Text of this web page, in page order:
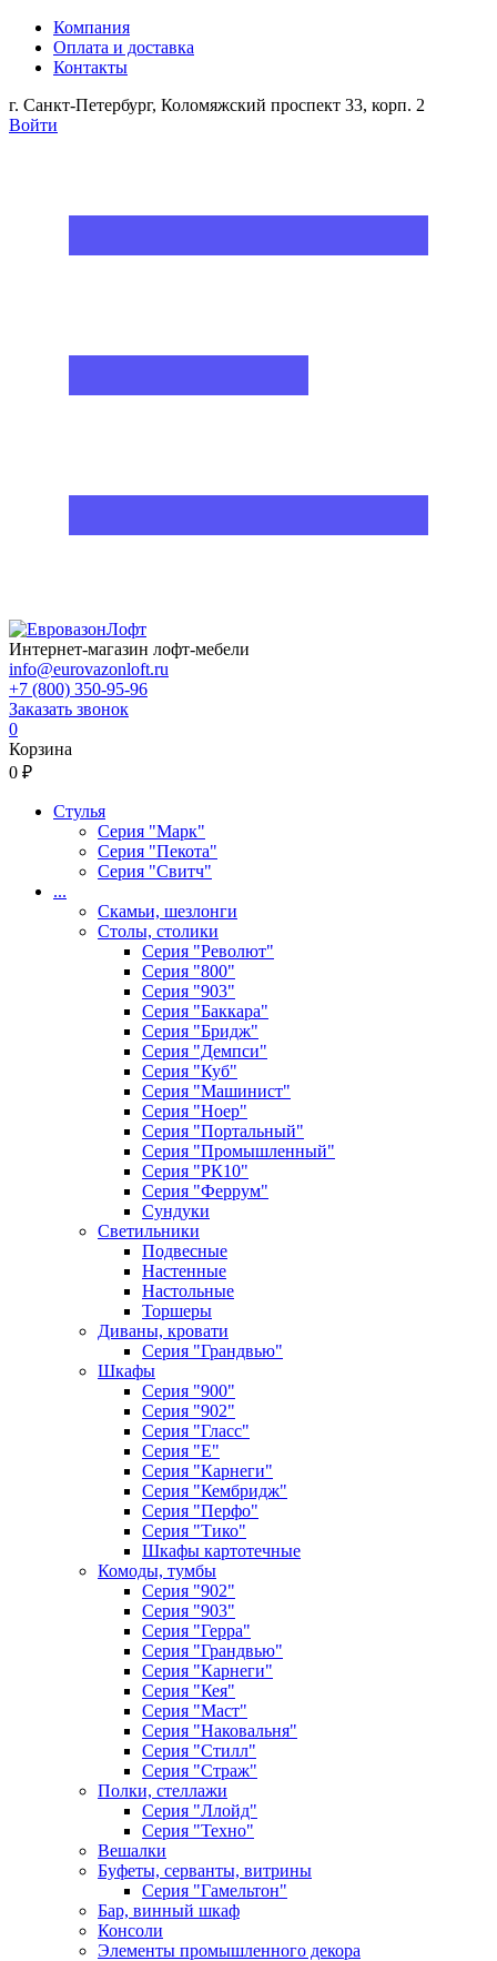
Компания
Оплата и доставка
Контакты
г. Санкт-Петербург, Коломяжский проспект 33, корп. 2
Войти
Интернет-магазин лофт-мебели
info@eurovazonloft.ru
+7 (800) 350-95-96
Заказать звонок
0
Корзина
0 ₽
Стулья
Серия "Марк"
Серия "Пекота"
Серия "Свитч"
...
Скамьи, шезлонги
Столы, столики
Серия "Револют"
Серия "800"
Серия "903"
Серия "Баккара"
Серия "Бридж"
Серия "Демпси"
Серия "Куб"
Серия "Машинист"
Серия "Ноер"
Серия "Портальный"
Серия "Промышленный"
Серия "РК10"
Серия "Феррум"
Сундуки
Светильники
Подвесные
Настенные
Настольные
Торшеры
Диваны, кровати
Серия "Грандвью"
Шкафы
Серия "900"
Серия "902"
Серия "Гласс"
Серия "Е"
Серия "Карнеги"
Серия "Кембридж"
Серия "Перфо"
Серия "Тико"
Шкафы картотечные
Комоды, тумбы
Серия "902"
Серия "903"
Серия "Герра"
Серия "Грандвью"
Серия "Карнеги"
Серия "Кея"
Серия "Маст"
Серия "Наковальня"
Серия "Стилл"
Серия "Страж"
Полки, стеллажи
Серия "Ллойд"
Серия "Техно"
Вешалки
Буфеты, серванты, витрины
Серия "Гамельтон"
Бар, винный шкаф
Консоли
Элементы промышленного декора